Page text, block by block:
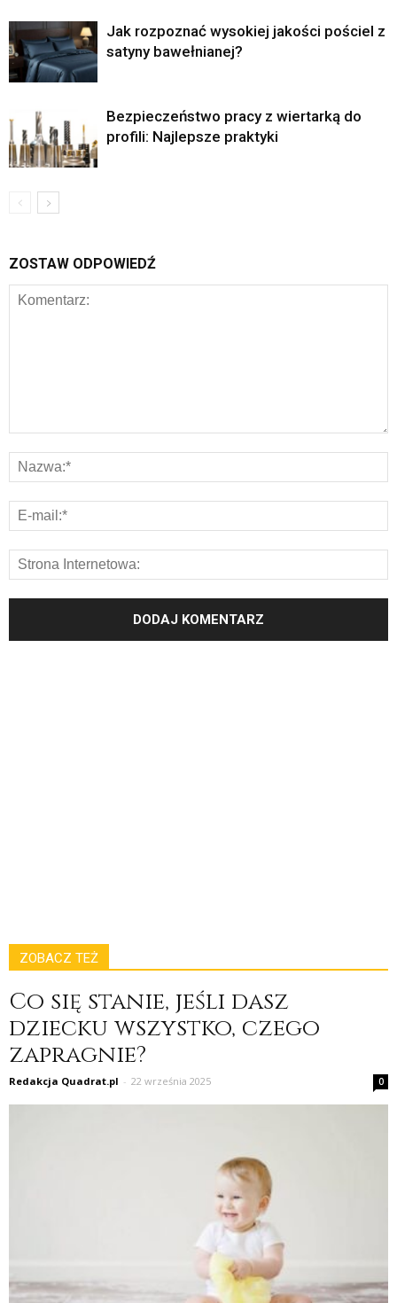
Jak rozpoznać wysokiej jakości pościel z
satyny bawełnianej?
Bezpieczeństwo pracy z wiertarką do
profili: Najlepsze praktyki
ZOSTAW ODPOWIEDŹ
ZOBACZ TEŻ
Co się stanie, jeśli dasz
dziecku wszystko, czego
zapragnie?
Redakcja Quadrat.pl - 22 września 2025 0